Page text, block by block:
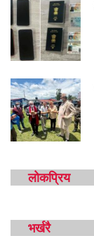
लोकप्रिय
भर्खरै